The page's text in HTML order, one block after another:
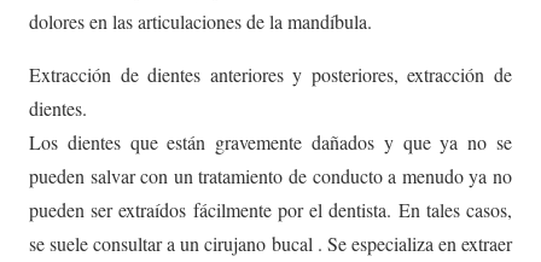
dolores en las articulaciones de la mandíbula.
Extracción de dientes anteriores y posteriores, extracción de
dientes.
Los dientes que están gravemente dañados y que ya no se
pueden salvar con un tratamiento de conducto a menudo ya no
pueden ser extraídos fácilmente por el dentista. En tales casos,
se suele consultar a un cirujano bucal . Se especializa en extraer